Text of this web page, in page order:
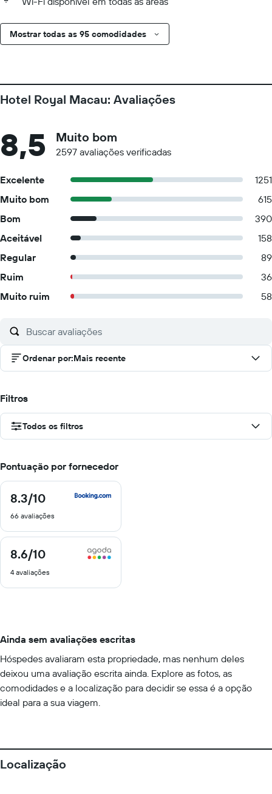
Mostrar todas as 95 comodidades
Hotel Royal Macau: Avaliações
8,5 Muito bom
2597 avaliações verificadas
Excelente
1251
Muito bom
615
Bom
390
Aceitável
158
Regular
89
Ruim
36
Muito ruim
58
Ordenar por:Mais recente
Filtros
Todos os filtros
Pontuação por fornecedor
8.3/10
8.3
10
66 avaliações
8.6/10
8.6
10
4 avaliações
Ainda sem avaliações escritas
Hóspedes avaliaram esta propriedade, mas nenhum deles
deixou uma avaliação escrita ainda. Explore as fotos, as
comodidades e a localização para decidir se essa é a opção
ideal para a sua viagem.
Localização